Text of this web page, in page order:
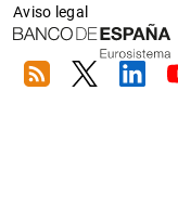
Aviso legal
RSS Twitter